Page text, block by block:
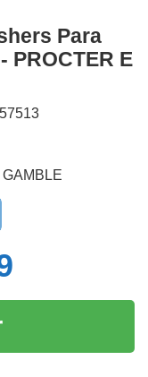
Para
PROCTER E